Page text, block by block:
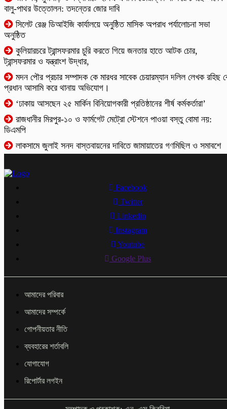
বালু-পাথর উত্তোলন: তদন্তের জোর দাবি
‎সিলেট রেঞ্জ ডিআইজি কার্যালয়ে অনুষ্ঠিত মাসিক অপরাধ পর্যালোচনা সভা
অনুষ্ঠিত
কুলিয়ারচরে ট্রান্সফরমার চুরি করতে গিয়ে জনতার হাতে আটক চোর,
ট্রান্সফরমার ও যন্ত্রাংশ উদ্ধার,
মদন পৌর প্রচার সম্পাদক কে মারধর সাবেক চেয়ারম্যান দলিল লেখক রহিছ
প্রধান আসামি করে থানায় অভিযোগ।
‘ঢাকায় আসছেন ২৫ মার্কিন বিনিয়োগকারী প্রতিষ্ঠানের শীর্ষ কর্মকর্তারা’
রাজধানীর মিরপুর-১০ ও ফার্মগেট মেট্রো স্টেশনে পাওয়া বস্তু বোমা নয়:
ডিএমপি
লাকসামে জুলাই সনদ বাস্তবায়নের দাবিতে জামায়াতের গণমিছিল ও সমাবশে
Facebook
Twitter
Linkedin
Instagram
Youtube
Google Plus
আমাদের পরিবার
আমাদের সম্পর্কে
গোপনীয়তার নীতি
ব্যবহারের শর্তাবলি
যোগাযোগ
রিপোর্টার লগইন